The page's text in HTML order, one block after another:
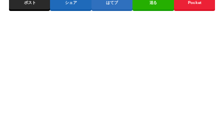
ポスト シェア はてブ 送る Pocket